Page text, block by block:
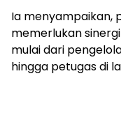
Ia menyampaikan,
memerlukan
mulai dari
hingga petugas di